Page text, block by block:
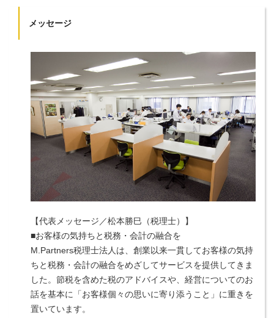
メッセージ
【代表メッセージ／松本勝巳（税理士）】
■お客様の気持ちと税務・会計の融合を
M.Partners税理士法人は、創業以来一貫してお客様の気持
ちと税務・会計の融合をめざしてサービスを提供してきま
した。節税を含めた税のアドバイスや、経営についてのお
話を基本に「お客様個々の思いに寄り添うこと」に重きを
置いています。